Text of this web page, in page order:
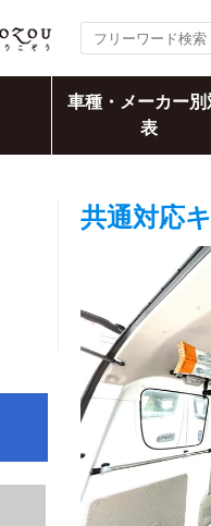
車種・メーカー別
表
共通対応